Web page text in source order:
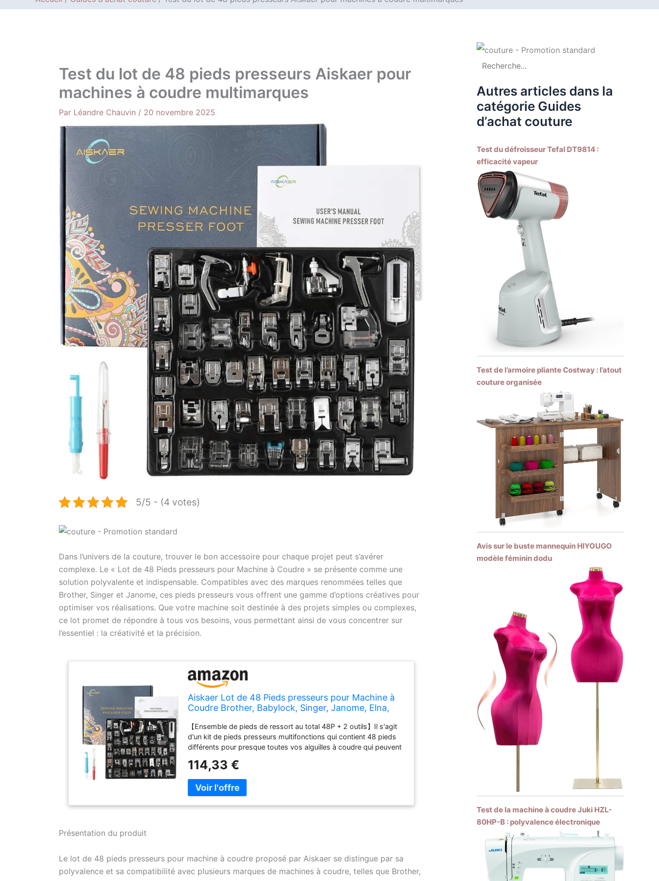
Test du lot de 48 pieds presseurs Aiskaer pour
machines à coudre multimarques
Par Léandre Chauvin / 20 novembre 2025
5/5 - (4 votes)
Dans l’univers de la couture, trouver le bon accessoire pour chaque projet peut s’avérer
complexe. Le « Lot de 48 Pieds presseurs pour Machine à Coudre » se présente comme une
solution polyvalente et indispensable. Compatibles avec des marques renommées telles que
Brother, Singer et Janome, ces pieds presseurs vous offrent une gamme d’options créatives pour
optimiser vos réalisations. Que votre machine soit destinée à des projets simples ou complexes,
ce lot promet de répondre à tous vos besoins, vous permettant ainsi de vous concentrer sur
l’essentiel : la créativité et la précision.
Aiskaer Lot de 48 Pieds presseurs pour Machine à
Coudre Brother, Babylock, Singer, Janome, Elna,
【Ensemble de pieds de ressort au total 48P + 2 outils】Il s'agit
d'un kit de pieds presseurs multifonctions qui contient 48 pieds
différents pour presque toutes vos aiguilles à coudre qui peuvent
offrons 2 outils supplémentaires gratuitement, rendant votre
couture à la main plus pratique. Compatibilité : le lot de pieds
presseurs peut s'adapter aux marques telles que Singer, Brother,
Baby Lock, Euro-pro, Janome, Kenmore, White, Juki, New Home,
Necchi, Elna, Husqvarna Viking et d'autres machines à coudre
de couleur peut vous familiariser avec l'utilisation du produit plus
rapidement, un excellent cadeau pour les débutants et les
114,33 €
Présentation du produit
Le lot de 48 pieds presseurs pour machine à coudre proposé par Aiskaer se distingue par sa
polyvalence et sa compatibilité avec plusieurs marques de machines à coudre, telles que Brother,
Autres articles dans la
catégorie Guides
d’achat couture
Test du défroisseur Tefal DT9814 :
efficacité vapeur
Test de l’armoire pliante Costway : l’atout
couture organisée
Avis sur le buste mannequin HIYOUGO
modèle féminin dodu
Test de la machine à coudre Juki HZL-
80HP-B : polyvalence électronique